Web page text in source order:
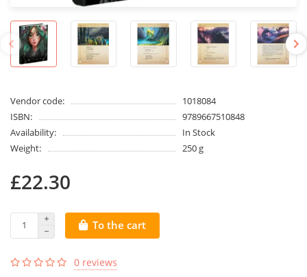
Vendor code:
1018084
ISBN:
9789667510848
Availability:
In Stock
Weight:
250 g
£22.30
To the cart
0 reviews